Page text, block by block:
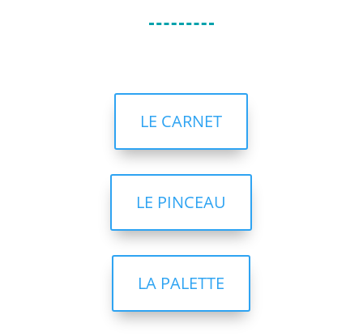
LE CARNET
LE PINCEAU
LA PALETTE